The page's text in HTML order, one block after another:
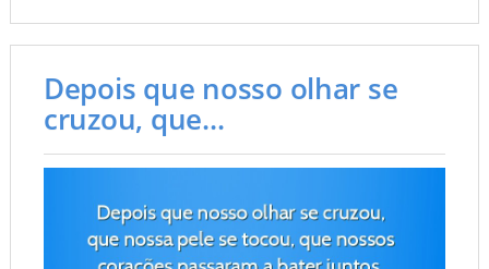
Depois que nosso olhar se
cruzou, que...